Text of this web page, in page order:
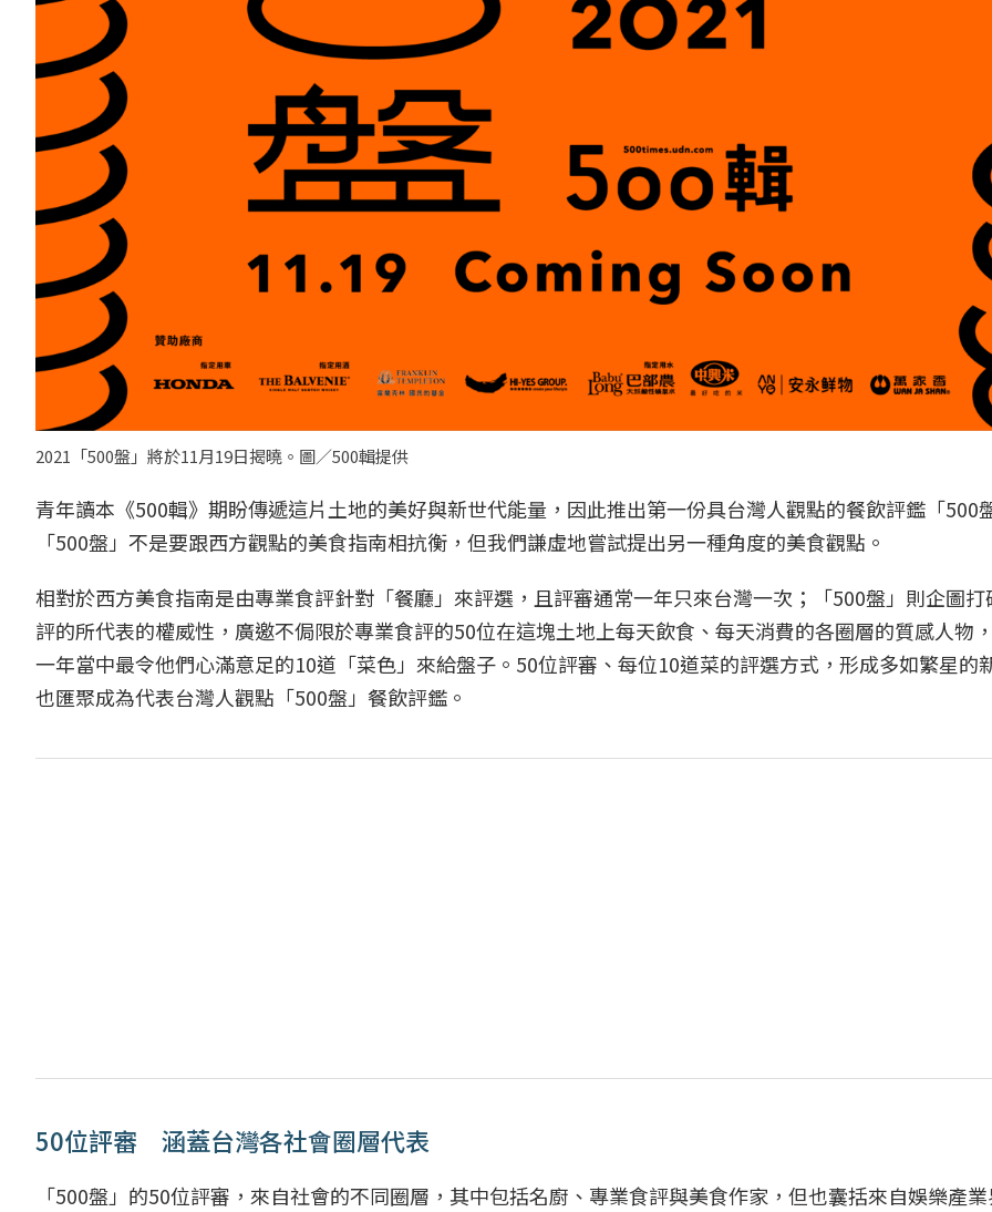
2021「500盤」將於11月19日揭曉。圖／500輯提供
青年讀本《500輯》期盼傳遞這片土地的美好與新世代能量，因此推出第一份具台灣人觀點的餐飲評鑑「500
「500盤」不是要跟西方觀點的美食指南相抗衡，但我們謙虛地嘗試提出另一種角度的美食觀點。
相對於西方美食指南是由專業食評針對「餐廳」來評選，且評審通常一年只來台灣一次；「500盤」則企圖
評的所代表的權威性，廣邀不侷限於專業食評的50位在這塊土地上每天飲食、每天消費的各圈層的質感人物
一年當中最令他們心滿意足的10道「菜色」來給盤子。50位評審、每位10道菜的評選方式，形成多如繁星的
也匯聚成為代表台灣人觀點「500盤」餐飲評鑑。
50位評審 涵蓋台灣各社會圈層代表
「500盤」的50位評審，來自社會的不同圈層，其中包括名廚、專業食評與美食作家，但也囊括來自娛樂產